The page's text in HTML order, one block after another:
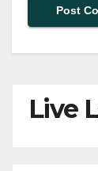
Live